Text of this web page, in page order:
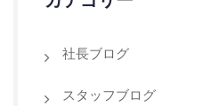
社長ブログ
スタッフブログ